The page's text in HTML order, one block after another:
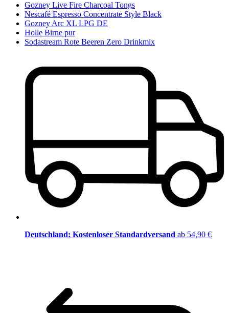
Gozney Live Fire Charcoal Tongs
Nescafé Espresso Concentrate Style Black
Gozney Arc XL LPG DE
Holle Birne pur
Sodastream Rote Beeren Zero Drinkmix
Deutschland: Kostenloser Standardversand ab 54,90 €